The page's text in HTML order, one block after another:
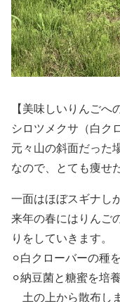
【美味しいりんごへ
シロツメクサ（白ク
元々山の斜面だった
なので、とても痩せ
一面はほぼスギナし
来年の春にはりんご
りをしていきます。
⚪︎白クローバーの種
⚪︎納豆菌と糖蜜を
土の上から散布し